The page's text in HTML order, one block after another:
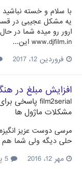
با سلام و خسته
یه مشکل عجیبی در
ارور رو میده شما در
www.djfilm.in این...
فروردین 12، 2017
افزایش مبلغ در
film2serial پاسخی
مشکلات ماژول ها
مرسی دوست عزیز
حلی دیگه ولی شما
مهر 12، 2016